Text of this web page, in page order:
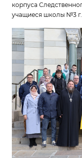
корпуса
учащиеся школы №3 г.